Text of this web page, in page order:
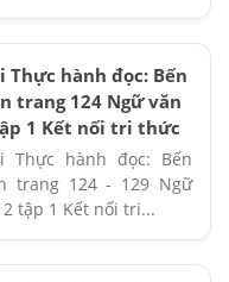
Thực hành đọc: Bến
trang 124 Ngữ văn
1 Kết nối tri thức
Thực hành đọc: Bến
trang 124 - 129 Ngữ
tập 1 Kết nối tri...